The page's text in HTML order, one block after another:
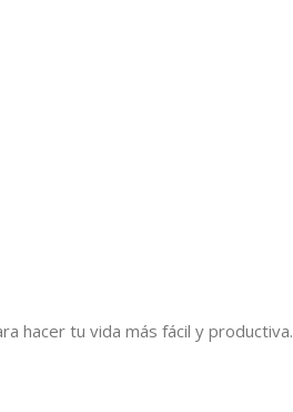
hacer tu vida más fácil y productiva.